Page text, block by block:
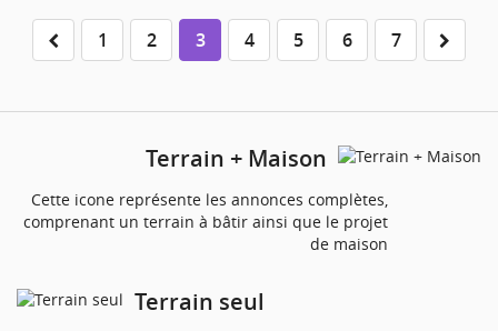
1 2 3 4 5 6 7
Terrain + Maison
Cette icone représente les annonces complètes,
comprenant un terrain à bâtir ainsi que le projet
de maison
Terrain seul